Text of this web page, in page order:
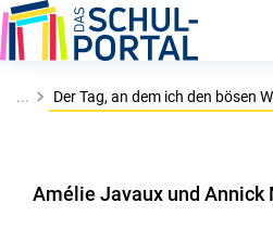
... Der Tag, an dem ich den bösen
Amélie Javaux und Annick